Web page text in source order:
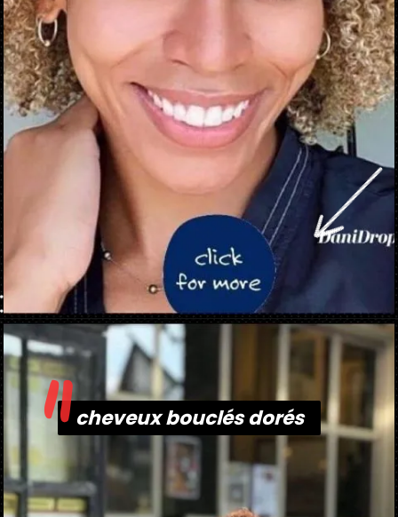
Ouverture https://danidrops.com.br/fr/tendance-coupe-de-cheveux-boucles-2025/
cheveux bouclés dorés
cheveux bouclés dorés
"